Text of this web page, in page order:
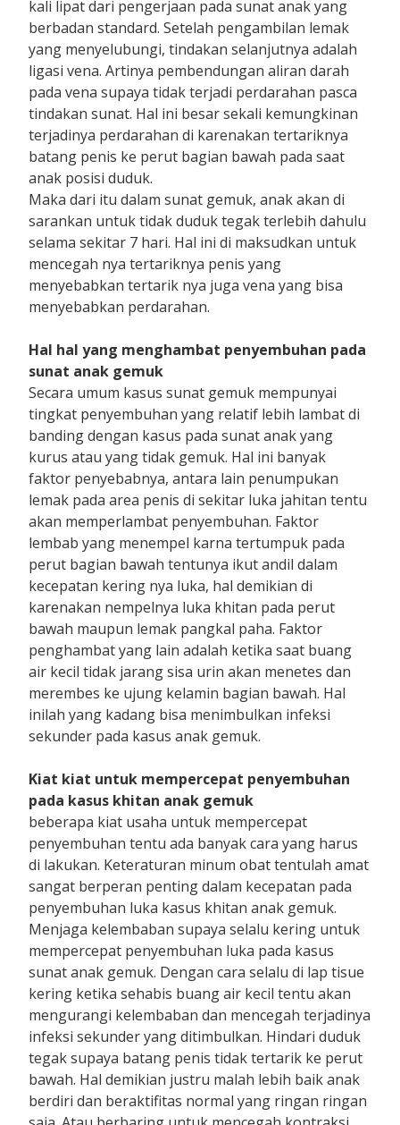
kali lipat dari pengerjaan pada sunat anak yang
berbadan standard. Setelah pengambilan lemak
yang menyelubungi, tindakan selanjutnya adalah
ligasi vena. Artinya pembendungan aliran darah
pada vena supaya tidak terjadi perdarahan pasca
tindakan sunat. Hal ini besar sekali kemungkinan
terjadinya perdarahan di karenakan tertariknya
batang penis ke perut bagian bawah pada saat
anak posisi duduk.
Maka dari itu dalam sunat gemuk, anak akan di
sarankan untuk tidak duduk tegak terlebih dahulu
selama sekitar 7 hari. Hal ini di maksudkan untuk
mencegah nya tertariknya penis yang
menyebabkan tertarik nya juga vena yang bisa
menyebabkan perdarahan.
Hal hal yang menghambat penyembuhan pada
sunat anak gemuk
Secara umum kasus sunat gemuk mempunyai
tingkat penyembuhan yang relatif lebih lambat di
banding dengan kasus pada sunat anak yang
kurus atau yang tidak gemuk. Hal ini banyak
faktor penyebabnya, antara lain penumpukan
lemak pada area penis di sekitar luka jahitan tentu
akan memperlambat penyembuhan. Faktor
lembab yang menempel karna tertumpuk pada
perut bagian bawah tentunya ikut andil dalam
kecepatan kering nya luka, hal demikian di
karenakan nempelnya luka khitan pada perut
bawah maupun lemak pangkal paha. Faktor
penghambat yang lain adalah ketika saat buang
air kecil tidak jarang sisa urin akan menetes dan
merembes ke ujung kelamin bagian bawah. Hal
inilah yang kadang bisa menimbulkan infeksi
sekunder pada kasus anak gemuk.
Kiat kiat untuk mempercepat penyembuhan
pada kasus khitan anak gemuk
beberapa kiat usaha untuk mempercepat
penyembuhan tentu ada banyak cara yang harus
di lakukan. Keteraturan minum obat tentulah amat
sangat berperan penting dalam kecepatan pada
penyembuhan luka kasus khitan anak gemuk.
Menjaga kelembaban supaya selalu kering untuk
mempercepat penyembuhan luka pada kasus
sunat anak gemuk. Dengan cara selalu di lap tisue
kering ketika sehabis buang air kecil tentu akan
mengurangi kelembaban dan mencegah terjadinya
infeksi sekunder yang ditimbulkan. Hindari duduk
tegak supaya batang penis tidak tertarik ke perut
bawah. Hal demikian justru malah lebih baik anak
berdiri dan beraktifitas normal yang ringan ringan